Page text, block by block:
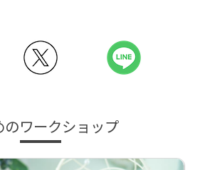
のワークショップ